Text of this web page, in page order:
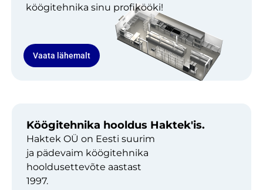
köögitehnika sinu profikööki!
Vaata lähemalt
Köögitehnika hooldus Haktek'is.
Haktek OÜ on Eesti suurim
ja pädevaim köögitehnika
hooldusettevõte aastast
1997.